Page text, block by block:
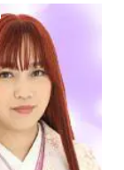
特徴や鑑定方法、
による占い的中率
す。口コミから鑑
いても見ていきま